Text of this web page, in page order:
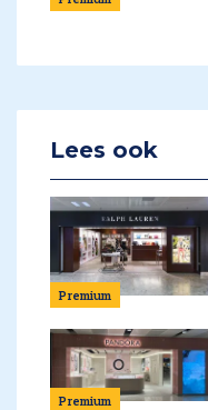
Lees ook
Premium
Premium